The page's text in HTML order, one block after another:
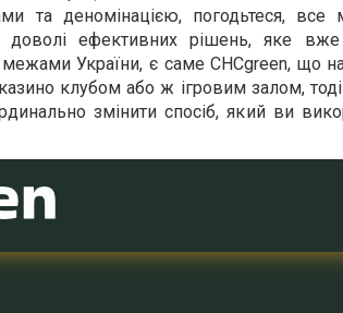
та деномінацією, погодьтеся, все
доволі ефективних рішень, яке
межами України, є саме CHCgreen, що
клубом або ж ігровим залом,
змінити спосіб, який ви